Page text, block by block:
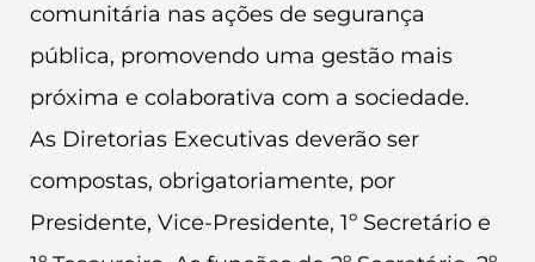
comunitária nas ações de segurança
pública, promovendo uma gestão mais
próxima e colaborativa com a sociedade.
As Diretorias Executivas deverão ser
compostas, obrigatoriamente, por
Presidente, Vice-Presidente, 1º Secretário e